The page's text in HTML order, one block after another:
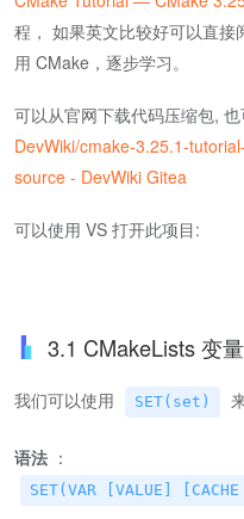
程， 如果英文比较好可以直
用 CMake，逐步学习。
可以从官网下载代码压缩包,
DevWiki/cmake-3.25.1-
source - DevWiki Gitea
可以使用 VS 打开此项目:
3.1 CMakeLists 变
我们可以使用 SET(set)
语法 ：
SET(VAR [VALUE]